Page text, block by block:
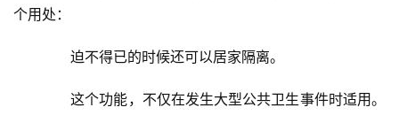
个用处：
迫不得已的时候还可以居家隔离。
这个功能，不仅在发生大型公共卫生事件时适用。